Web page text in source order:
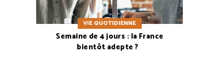
VIE QUOTIDIENNE
Semaine de 4 jours : la France
bientôt adepte ?